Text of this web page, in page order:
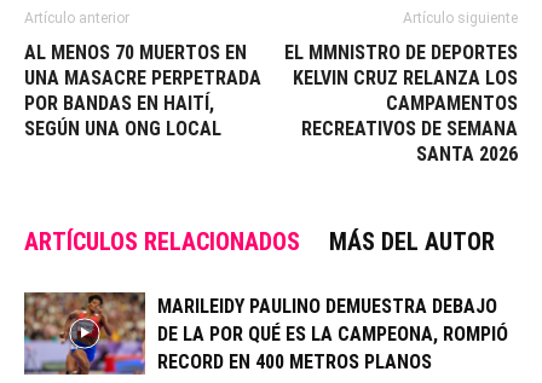
Artículo anterior
AL MENOS 70 MUERTOS EN
UNA MASACRE PERPETRADA
POR BANDAS EN HAITÍ,
SEGÚN UNA ONG LOCAL
Artículo siguiente
EL MMNISTRO DE DEPORTES
KELVIN CRUZ RELANZA LOS
CAMPAMENTOS
RECREATIVOS DE SEMANA
SANTA 2026
ARTÍCULOS RELACIONADOS MÁS DEL AUTOR
MARILEIDY PAULINO DEMUESTRA DEBAJO
DE LA POR QUÉ ES LA CAMPEONA, ROMPIÓ
RECORD EN 400 METROS PLANOS